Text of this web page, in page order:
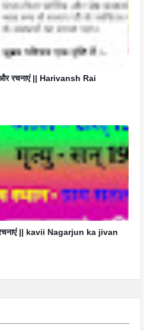
और रचनाएं || Harivansh Rai
रचनाएं || kavii Nagarjun ka jivan